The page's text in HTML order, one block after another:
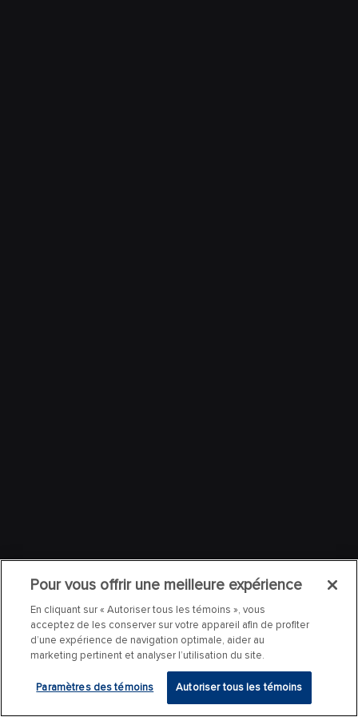
Pour vous offrir une meilleure expérience
En cliquant sur « Autoriser tous les témoins », vous
acceptez de les conserver sur votre appareil afin de profiter
d’une expérience de navigation optimale, aider au
marketing pertinent et analyser l’utilisation du site.
Paramètres des témoins Autoriser tous les témoins